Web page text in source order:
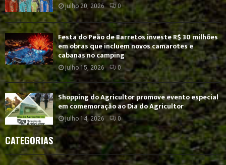
julho 20, 2026 0
Festa do Peão de Barretos investe R$ 30 milhões
em obras que incluem novos camarotes e
cabanas no camping
julho 15, 2026 0
Shopping do Agricultor promove evento especial
em comemoração ao Dia do Agricultor
julho 14, 2026 0
CATEGORIAS